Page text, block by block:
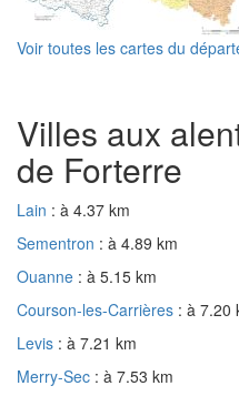
Voir toutes les cartes du
Villes aux
de Forterre
Lain : à 4.37 km
Sementron : à 4.89 km
Ouanne : à 5.15 km
Courson-les-Carrières : à 7.20
Levis : à 7.21 km
Merry-Sec : à 7.53 km